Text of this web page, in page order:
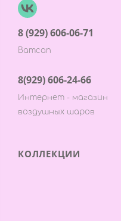
8 (929) 606-06-71
Ватсап
8(929) 606-24-66
Интернет - магазин
воздушных шаров
КОЛЛЕКЦИИ